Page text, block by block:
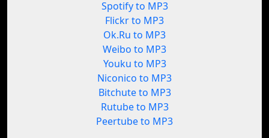
Spotify to MP3
Flickr to MP3
Ok.Ru to MP3
Weibo to MP3
Youku to MP3
Niconico to MP3
Bitchute to MP3
Rutube to MP3
Peertube to MP3